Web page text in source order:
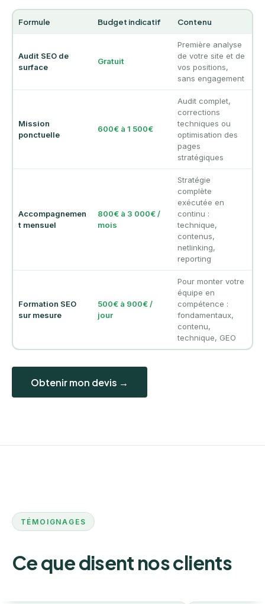
Formule Budget indicatif Contenu
Audit SEO de
surface
Gratuit
Première analyse
de votre site et de
vos positions,
sans engagement
Mission
ponctuelle
600€ à 1 500€
Audit complet,
corrections
techniques ou
optimisation des
pages
stratégiques
Accompagnemen
t mensuel
800€ à 3 000€ /
mois
Stratégie
complète
exécutée en
continu :
technique,
contenus,
netlinking,
reporting
Formation SEO
sur mesure
500€ à 900€ /
jour
Pour monter votre
équipe en
compétence :
fondamentaux,
contenu,
technique, GEO
Obtenir mon devis →
TÉMOIGNAGES
Ce que disent nos clients